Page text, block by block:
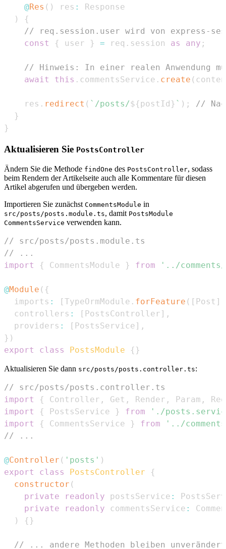
@Res ( ) res :
Response
)
{
// req.session.user wird von express-
const
{ user } = req . session as any ;
// Hinweis: In einer realen Anwendung
await
this . commentsService . create (
    res
. redirect ( ` /posts/${postId } ` ) ;
//
}
}
Aktualisieren Sie PostsController
Ändern Sie die Methode findOne des PostsController, sodass
beim Rendern der Artikelseite auch alle Kommentare für diesen
Artikel abgerufen und übergeben werden.
Importieren Sie zunächst CommentsModule in
src/posts/posts.module.ts, damit PostsModule
CommentsService verwenden kann.
// src/posts/posts.module.ts
// ...
import
{ CommentsModule } from '../comments/
@Module ( {
  imports
: [TypeOrmModule . forFeature ( [ Post ]
  controllers
: [ PostsController ] ,
  providers
: [ PostsService ] ,
} )
export
class PostsModule { }
Aktualisieren Sie dann src/posts/posts.controller.ts:
// src/posts/posts.controller.ts
import
{ Controller , Get , Render , Param ,
import
{ PostsService } from
'./
import
{ CommentsService } from
'../
// ...
@Controller ( 'posts' )
export
class PostsController
{
constructor (
private
readonly postsService :
private
readonly commentsService :
)
{ }
// ... andere Methoden bleiben unverändert